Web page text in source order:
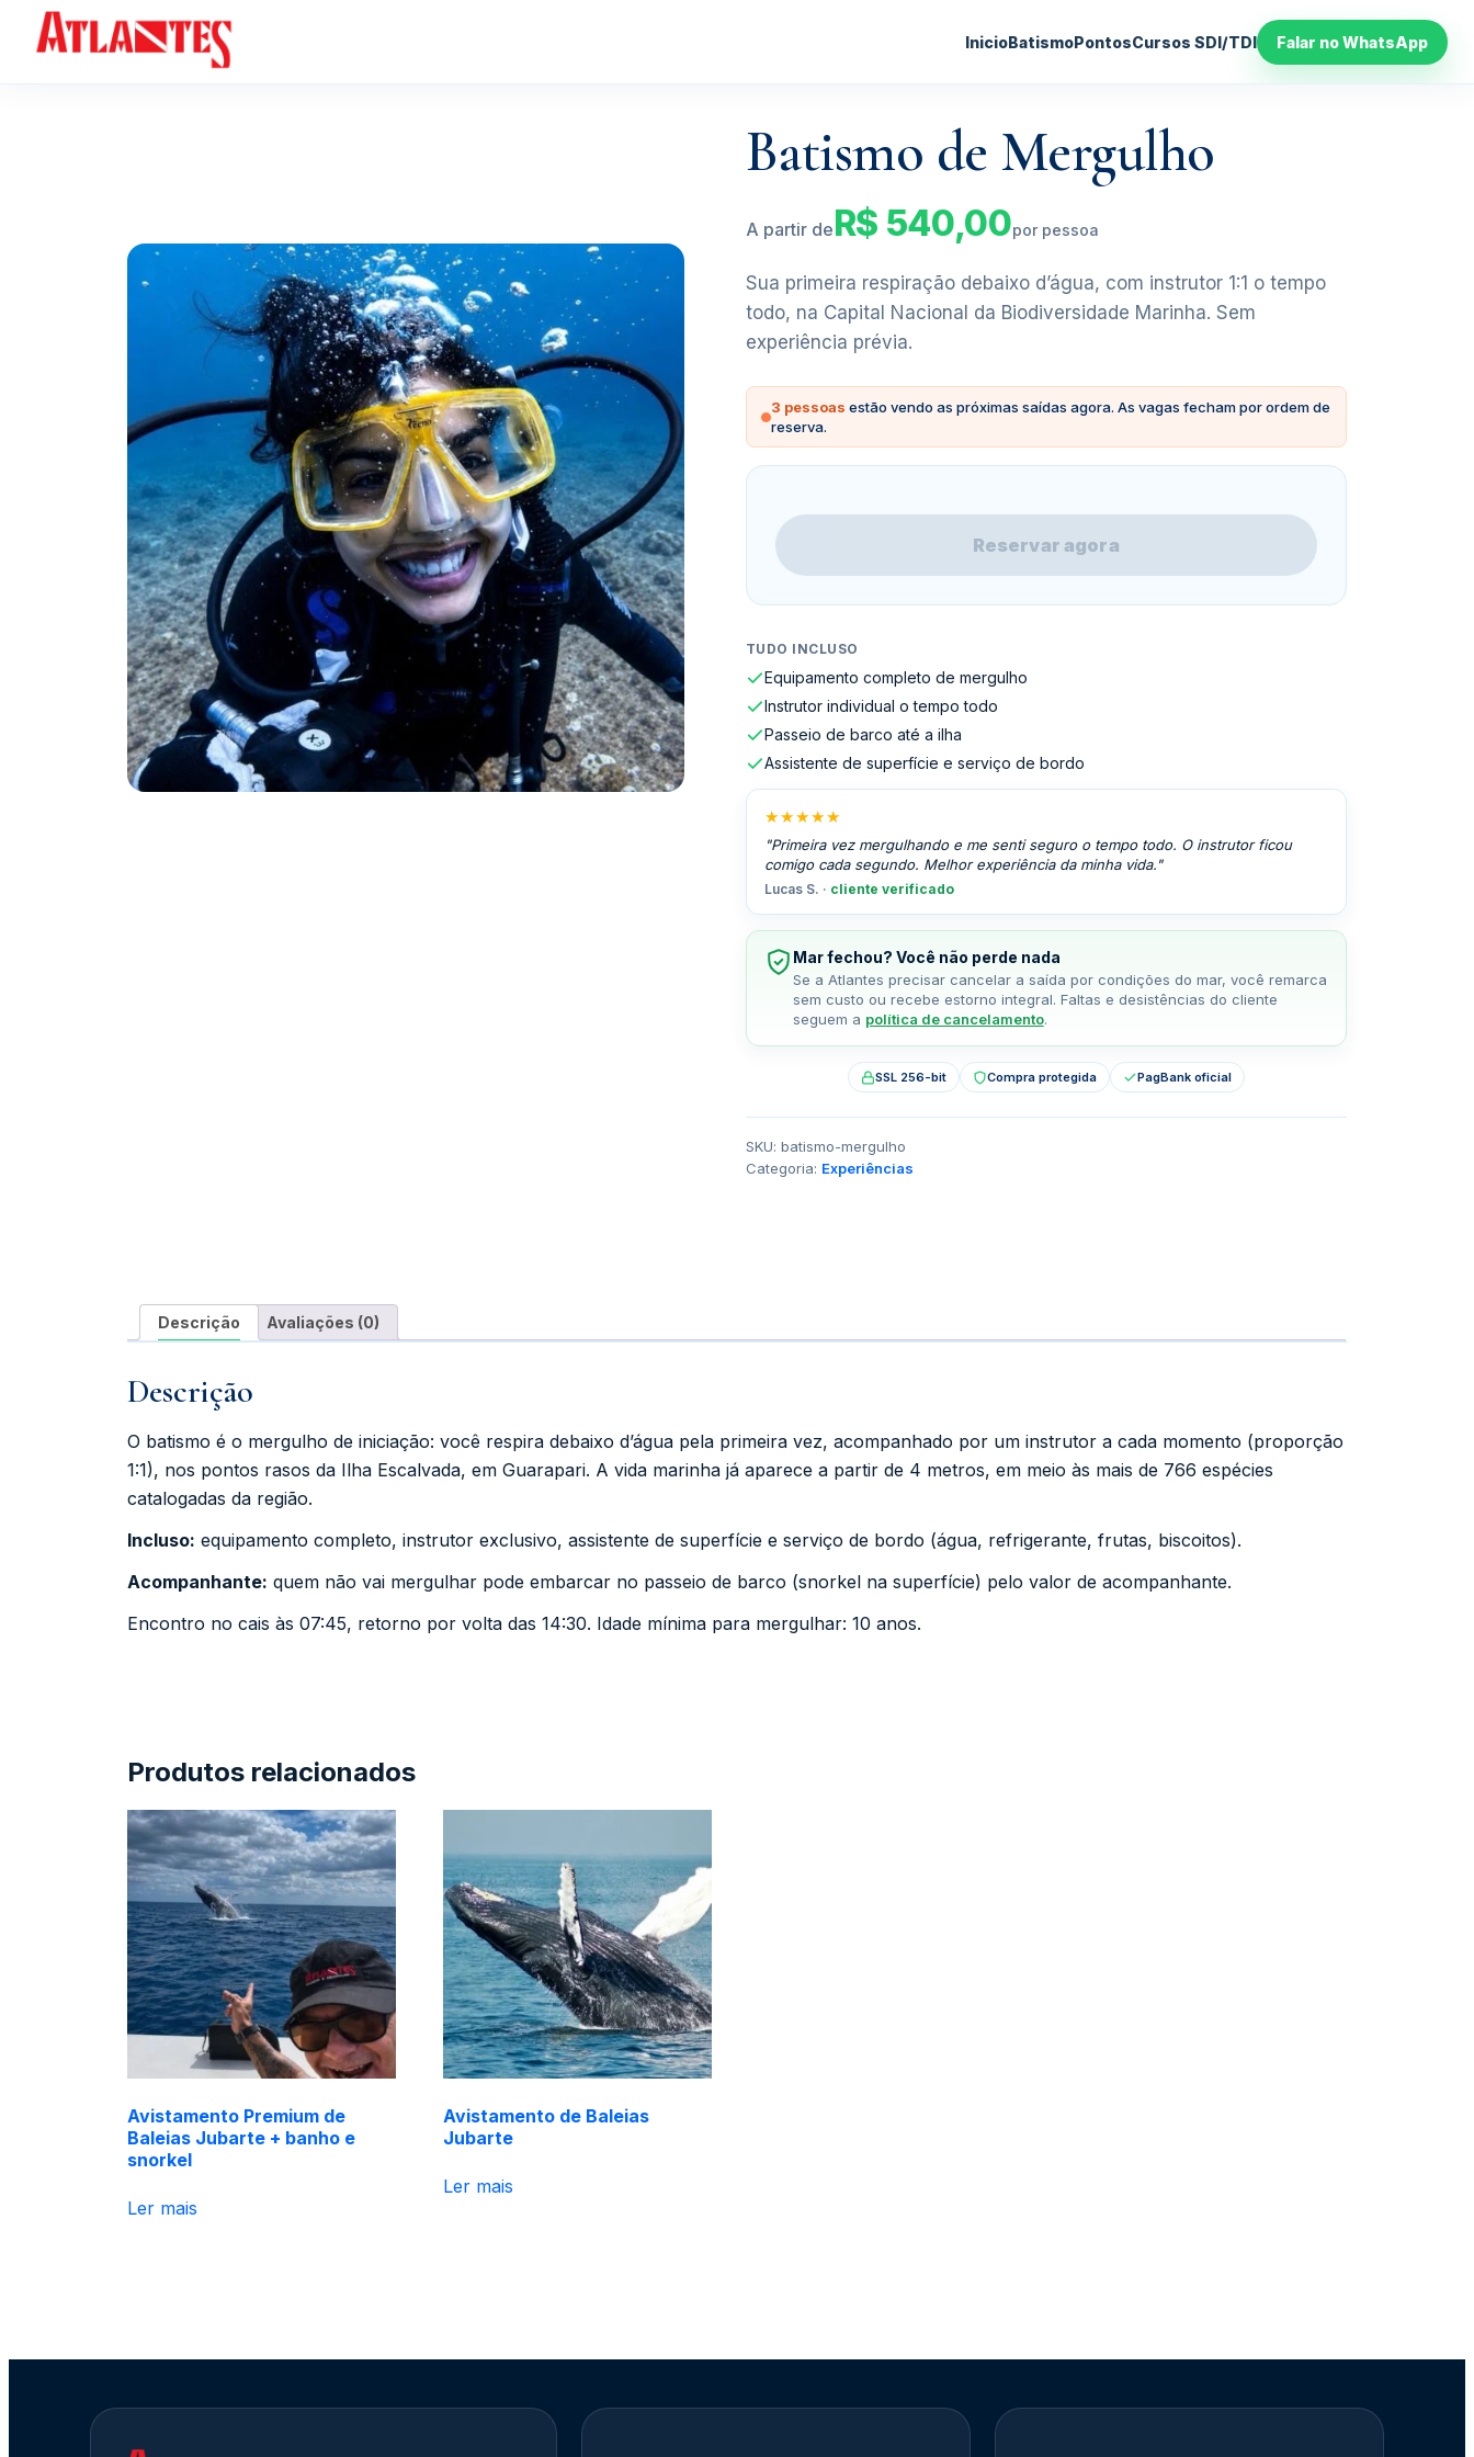
InicioBatismoPontosCursos SDI/TDI Falar no WhatsApp
Batismo de Mergulho
A partir deR$ 540,00por pessoa
Sua primeira respiração debaixo d’água, com instrutor 1:1 o tempo
todo, na Capital Nacional da Biodiversidade Marinha. Sem
experiência prévia.
3 pessoas estão vendo as próximas saídas agora. As vagas fecham por ordem de
reserva.
Reservar agora
TUDO INCLUSO
Equipamento completo de mergulho
Instrutor individual o tempo todo
Passeio de barco até a ilha
Assistente de superfície e serviço de bordo
★★★★★
"Primeira vez mergulhando e me senti seguro o tempo todo. O instrutor ficou
comigo cada segundo. Melhor experiência da minha vida."
Lucas S. · cliente verificado
Mar fechou? Você não perde nada
Se a Atlantes precisar cancelar a saída por condições do mar, você remarca
sem custo ou recebe estorno integral. Faltas e desistências do cliente
seguem a política de cancelamento.
SSL 256-bit Compra protegida PagBank oficial
SKU: batismo-mergulho
Categoria: Experiências
Descrição Avaliações (0)
Descrição
O batismo é o mergulho de iniciação: você respira debaixo d’água pela primeira vez, acompanhado por um instrutor a cada momento (proporção
1:1), nos pontos rasos da Ilha Escalvada, em Guarapari. A vida marinha já aparece a partir de 4 metros, em meio às mais de 766 espécies
catalogadas da região.
Incluso: equipamento completo, instrutor exclusivo, assistente de superfície e serviço de bordo (água, refrigerante, frutas, biscoitos).
Acompanhante: quem não vai mergulhar pode embarcar no passeio de barco (snorkel na superfície) pelo valor de acompanhante.
Encontro no cais às 07:45, retorno por volta das 14:30. Idade mínima para mergulhar: 10 anos.
Produtos relacionados
Avistamento Premium de
Baleias Jubarte + banho e
snorkel
Ler mais
Avistamento de Baleias
Jubarte
Ler mais